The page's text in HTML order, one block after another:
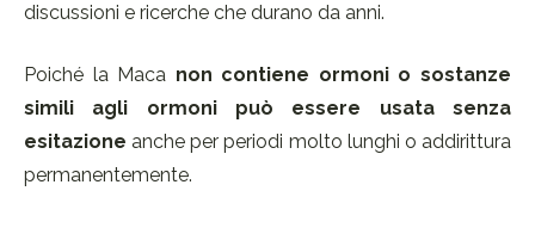
discussioni e ricerche che durano da anni.
Poiché la Maca non contiene ormoni o sostanze
simili agli ormoni può essere usata senza
esitazione anche per periodi molto lunghi o addirittura
permanentemente.